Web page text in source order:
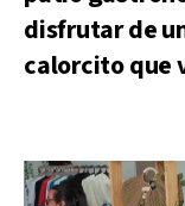
disfrutar de
calorcito que